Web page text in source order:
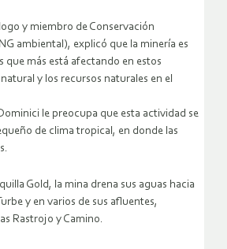
y miembro de Conservación
ambiental), explicó que la minería es
que más está afectando en estos
y los recursos naturales en el
le preocupa que esta actividad se
de clima tropical, en donde las
Gold, la mina drena sus aguas hacia
y en varios de sus afluentes,
Rastrojo y Camino.